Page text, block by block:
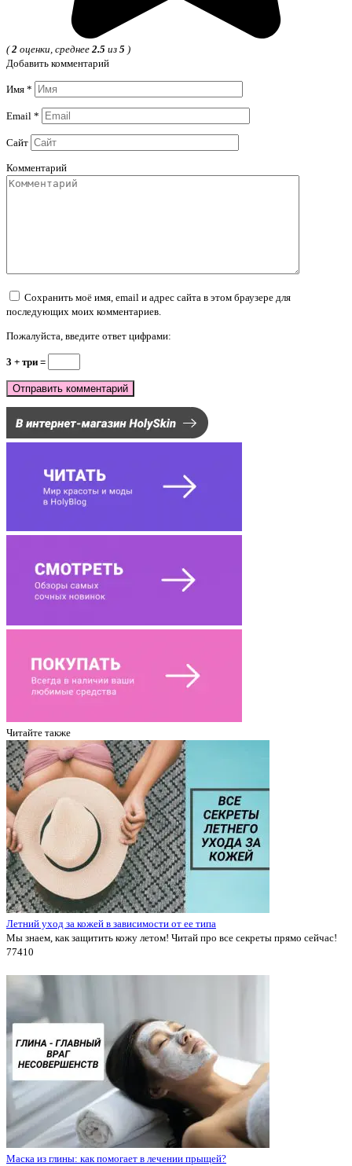
(2 оценки, среднее 2.5 из 5 )
Добавить комментарий
Имя *
Email *
Сайт
Комментарий
Сохранить моё имя, email и адрес сайта в этом браузере для
последующих моих комментариев.
Пожалуйста, введите ответ цифрами:
3 + три =
Читайте также
Летний уход за кожей в зависимости от ее типа
Мы знаем, как защитить кожу летом! Читай про все секреты прямо сейчас!
77410
Маска из глины: как помогает в лечении прыщей?